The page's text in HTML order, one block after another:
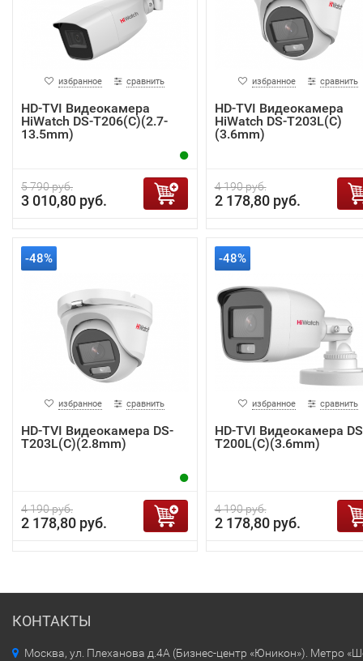
избранное сравнить
HD-TVI Видеокамера
HiWatch DS-T206(C)(2.7-
13.5mm)
5 790 руб.
3 010,80 руб.
избранное сравнить
HD-TVI Видеокамера
HiWatch DS-T203L(C)
(3.6mm)
4 190 руб.
2 178,80 руб.
-48%
избранное сравнить
HD-TVI Видеокамера DS-
T203L(C)(2.8mm)
4 190 руб.
2 178,80 руб.
-48%
избранное сравнить
HD-TVI Видеокамера
T200L(C)(3.6mm)
4 190 руб.
2 178,80 руб.
КОНТАКТЫ
Москва, ул. Плеханова д.4А (Бизнес-центр «Юникон»). Метро